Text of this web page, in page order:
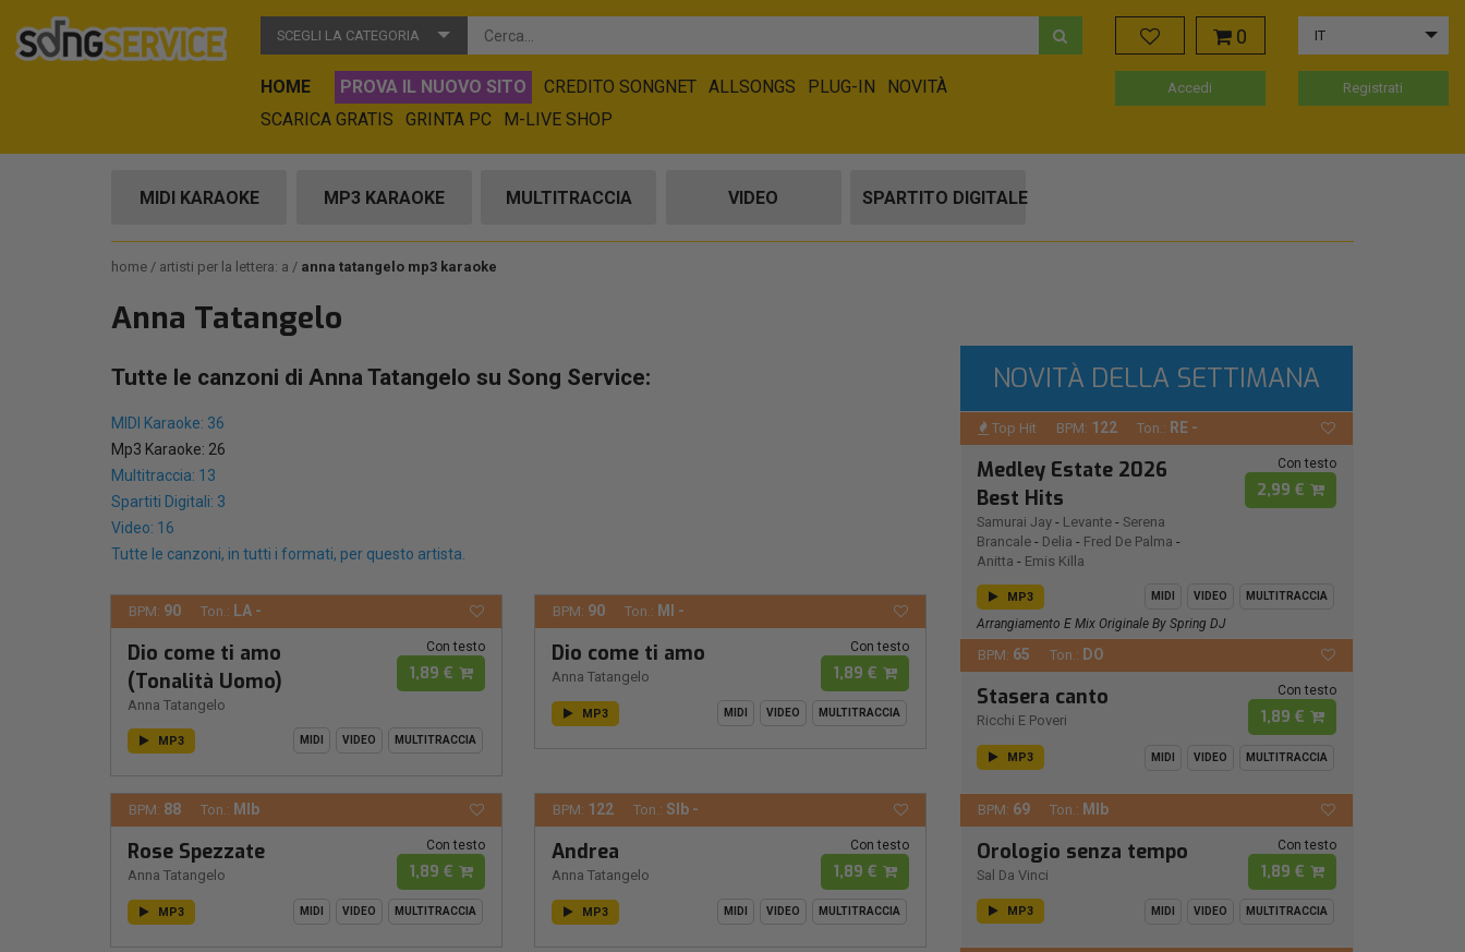
SCEGLI LA CATEGORIA
HOME PROVA IL NUOVO SITO CREDITO SONGNET ALLSONGS PLUG-IN
NOVITÀ
SCARICA GRATIS
GRINTA PC M-LIVE SHOP
0 IT
Accedi Registrati
MIDI KARAOKE MP3 KARAOKE MULTITRACCIA VIDEO SPARTITO DIGITALE
home artisti per la lettera: a anna tatangelo mp3 karaoke
Anna Tatangelo
Tutte le canzoni di Anna Tatangelo su Song Service:
MIDI Karaoke: 36
Mp3 Karaoke: 26
Multitraccia: 13
Spartiti Digitali: 3
Video: 16
Tutte le canzoni, in tutti i formati, per questo artista.
BPM: 90 Ton.: LA -
Dio come ti amo
(Tonalità Uomo)
Anna Tatangelo
Con testo
1,89 €
MP3 MIDI VIDEO MULTITRACCIA
BPM: 90 Ton.: MI -
Dio come ti amo
Anna Tatangelo
Con testo
1,89 €
MP3 MIDI VIDEO MULTITRACCIA
BPM: 88 Ton.: MIb
Rose Spezzate
Anna Tatangelo
Con testo
1,89 €
MP3 MIDI VIDEO MULTITRACCIA
BPM: 122 Ton.: SIb -
Andrea
Anna Tatangelo
Con testo
1,89 €
MP3 MIDI VIDEO MULTITRACCIA
NOVITÀ DELLA SETTIMANA
Top Hit BPM: 122 Ton.: RE -
Medley Estate 2026
Best Hits
Samurai Jay - Levante - Serena
Brancale - Delia - Fred De Palma -
Anitta - Emis Killa
Con testo
2,99 €
MP3 MIDI VIDEO MULTITRACCIA
Arrangiamento E Mix Originale By Spring DJ
BPM: 65 Ton.: DO
Stasera canto
Ricchi E Poveri
Con testo
1,89 €
MP3 MIDI VIDEO MULTITRACCIA
BPM: 69 Ton.: MIb
Orologio senza tempo
Sal Da Vinci
Con testo
1,89 €
MP3 MIDI VIDEO MULTITRACCIA